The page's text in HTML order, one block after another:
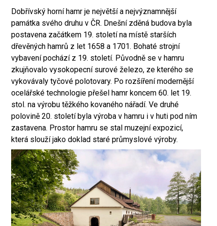
Dobřívský horní hamr je největší a nejvýznamnější
památka svého druhu v ČR. Dnešní zděná budova byla
postavena začátkem 19. století na místě starších
dřevěných hamrů z let 1658 a 1701. Bohaté strojní
vybavení pochází z 19. století. Původně se v hamru
zkujňovalo vysokopecní surové železo, ze kterého se
vykovávaly tyčové polotovary. Po rozšíření modernější
ocelářské technologie přešel hamr koncem 60. let 19.
stol. na výrobu těžkého kovaného nářadí. Ve druhé
polovině 20. století byla výroba v hamru i v huti pod ním
zastavena. Prostor hamru se stal muzejní expozicí,
která slouží jako doklad staré průmyslové výroby.